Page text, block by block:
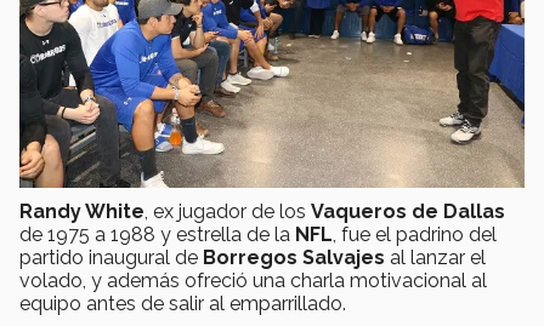
Randy White, ex jugador de los Vaqueros de Dallas
de 1975 a 1988 y estrella de la NFL, fue el padrino del
partido inaugural de Borregos Salvajes al lanzar el
volado, y además ofreció una charla motivacional al
equipo antes de salir al emparrillado.